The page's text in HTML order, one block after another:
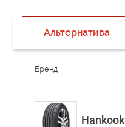
Альтернатива
Бренд
Hankook